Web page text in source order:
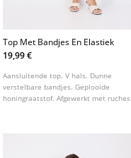
Top Met Bandjes En Elastiek
19,99 €
Aansluitende top. V hals. Dunne
verstelbare bandjes. Geplooide
honingraatstof. Afgewerkt met ruches.